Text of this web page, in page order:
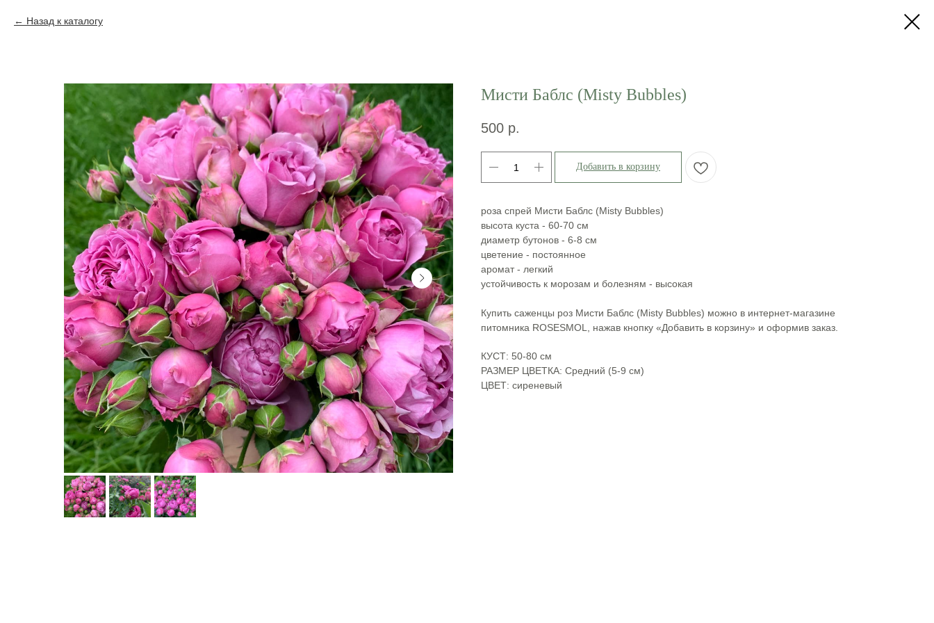
Назад к каталогу
Мисти Баблс (Misty Bubbles)
500 р.
Добавить в корзину
роза спрей Мисти Баблс (Misty Bubbles)
высота куста - 60-70 см
диаметр бутонов - 6-8 см
цветение - постоянное
аромат - легкий
устойчивость к морозам и болезням - высокая
Купить саженцы роз Мисти Баблс (Misty Bubbles) можно в интернет-магазине
питомника ROSESMOL, нажав кнопку «Добавить в корзину» и оформив заказ.
КУСТ: 50-80 см
РАЗМЕР ЦВЕТКА: Средний (5-9 см)
ЦВЕТ: сиреневый